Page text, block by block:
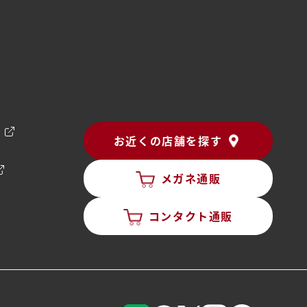
お近くの店舗を探す
メガネ通販
コンタクト通販